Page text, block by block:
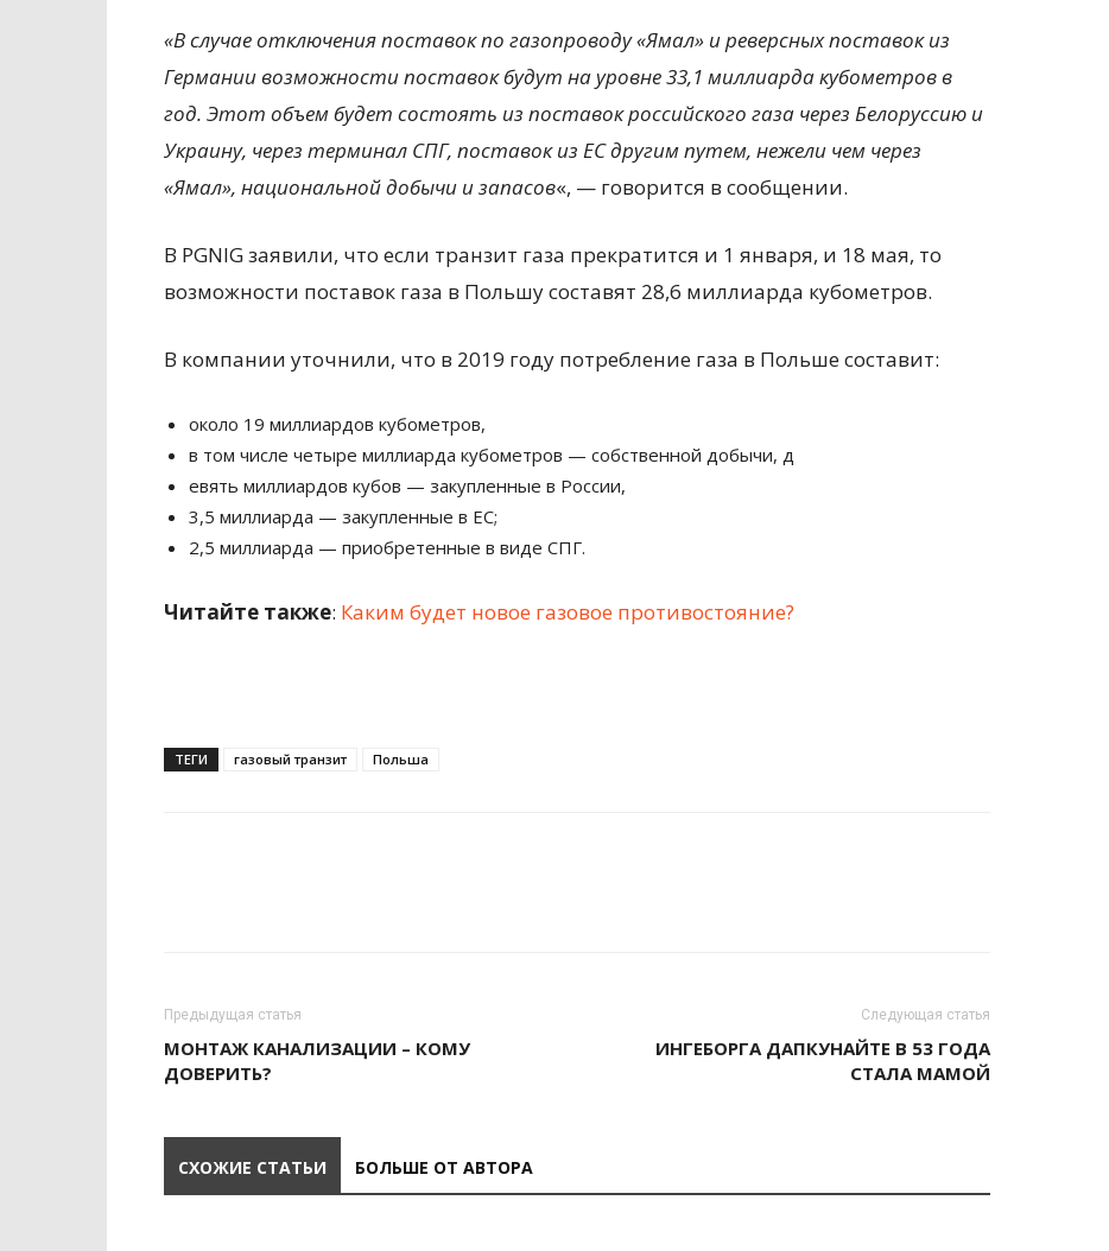
«В случае отключения поставок по газопроводу «Ямал» и реверсных поставок из
Германии возможности поставок будут на уровне 33,1 миллиарда кубометров в
год. Этот объем будет состоять из поставок российского газа через Белоруссию и
Украину, через терминал СПГ, поставок из ЕС другим путем, нежели чем через
«Ямал», национальной добычи и запасов«, — говорится в сообщении.
В PGNIG заявили, что если транзит газа прекратится и 1 января, и 18 мая, то
возможности поставок газа в Польшу составят 28,6 миллиарда кубометров.
В компании уточнили, что в 2019 году потребление газа в Польше составит:
около 19 миллиардов кубометров,
в том числе четыре миллиарда кубометров — собственной добычи, д
евять миллиардов кубов — закупленные в России,
3,5 миллиарда — закупленные в ЕС;
2,5 миллиарда — приобретенные в виде СПГ.
Читайте также: Каким будет новое газовое противостояние?
ТЕГИ газовый транзит Польша
Предыдущая статья
МОНТАЖ КАНАЛИЗАЦИИ – КОМУ
ДОВЕРИТЬ?
Следующая статья
ИНГЕБОРГА ДАПКУНАЙТЕ В 53 ГОДА
СТАЛА МАМОЙ
СХОЖИЕ СТАТЬИ БОЛЬШЕ ОТ АВТОРА